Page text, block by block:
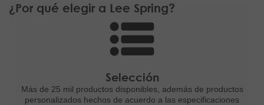
¿Por qué elegir a Lee Spring?
Selección
Más de 25 mil productos disponibles,
además de productos
personalizados hechos de acuerdo a las especificaciones